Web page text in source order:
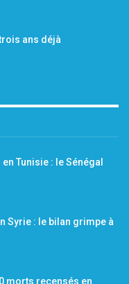
ans déjà
Tunisie : le Sénégal
Syrie : le bilan grimpe à
morts recensés en